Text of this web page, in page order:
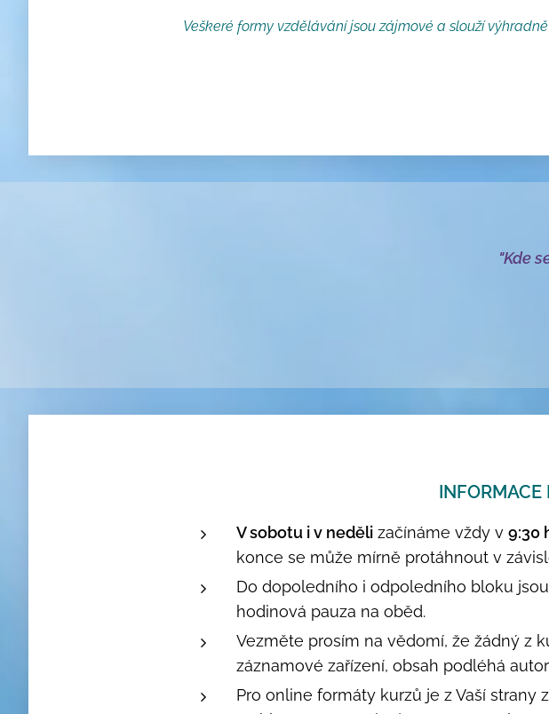
Veškeré formy vzdělávání jsou zájmové a slouží
"Kde
V sobotu i v nedělizačínáme vždy v 9:30
konce se může mírně protáhnout v
Do dopoledního i odpoledního bloku
hodinová pauza na oběd.
Vezměte prosím na vědomí, že žádný z
záznamové zařízení, obsah podléhá
Pro online formáty kurzů je z Vaší